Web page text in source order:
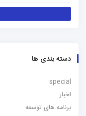
دسته بندی ها
special
اخبار
برنامه های توسعه